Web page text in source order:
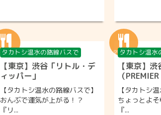
タカトシ温水の路線バスで
【東京】渋谷「リトル・デ
ィッパー」
【タカトシ温水の路線バスで】
おんぶで運気が上がる！？
『リ...
タカトシ温水
【東京】
（
【タカトシ
ちょっとよ
『...